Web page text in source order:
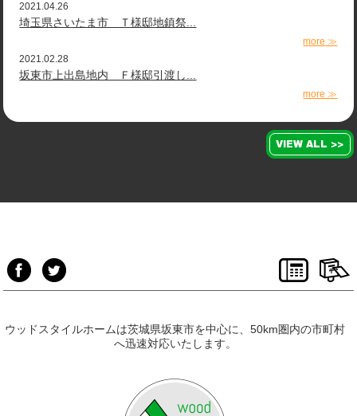
2021.04.26
埼玉県さいたま市 Ｔ様邸地鎮祭...
more ≫
2021.02.28
坂東市上出島地内 Ｆ様邸引渡し...
more ≫
VIEW ALL >>
ウッドスタイルホームは茨城県坂東市を中心に、50km圏内の市町村
へ迅速対応いたします。